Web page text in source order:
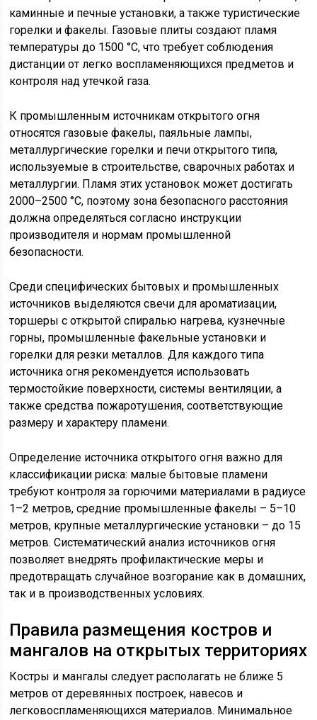
каминные и печные установки, а также туристические
горелки и факелы. Газовые плиты создают пламя
температуры до 1500 °C, что требует соблюдения
дистанции от легко воспламеняющихся предметов и
контроля над утечкой газа.
К промышленным источникам открытого огня
относятся газовые факелы, паяльные лампы,
металлургические горелки и печи открытого типа,
используемые в строительстве, сварочных работах и
металлургии. Пламя этих установок может достигать
2000–2500 °C, поэтому зона безопасного расстояния
должна определяться согласно инструкции
производителя и нормам промышленной
безопасности.
Среди специфических бытовых и промышленных
источников выделяются свечи для ароматизации,
торшеры с открытой спиралью нагрева, кузнечные
горны, промышленные факельные установки и
горелки для резки металлов. Для каждого типа
источника огня рекомендуется использовать
термостойкие поверхности, системы вентиляции, а
также средства пожаротушения, соответствующие
размеру и характеру пламени.
Определение источника открытого огня важно для
классификации риска: малые бытовые пламени
требуют контроля за горючими материалами в радиусе
1–2 метров, средние промышленные факелы – 5–10
метров, крупные металлургические установки – до 15
метров. Систематический анализ источников огня
позволяет внедрять профилактические меры и
предотвращать случайное возгорание как в домашних,
так и в производственных условиях.
Правила размещения костров и
мангалов на открытых территориях
Костры и мангалы следует располагать не ближе 5
метров от деревянных построек, навесов и
легковоспламеняющихся материалов. Минимальное